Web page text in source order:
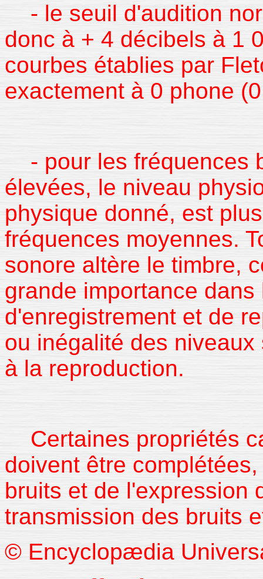
- le seuil d'audition
donc à + 4 décibels à 1
courbes établies par
exactement à 0 phone
- pour les fréquences
élevées, le niveau
physique donné, est
fréquences moyennes.
sonore altère le timbre,
grande importance
d'enregistrement et de
ou inégalité des
à la reproduction.
Certaines propriétés
doivent être
bruits et de l'expression
transmission des bruits
© Encyclopædia